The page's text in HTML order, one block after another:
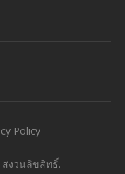
สงวนลิขสิทธิ์.
Policy